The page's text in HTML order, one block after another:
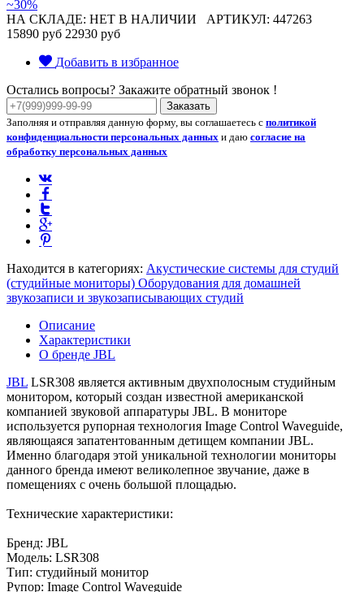
~30%
НА СКЛАДЕ: НЕТ В НАЛИЧИИ АРТИКУЛ: 447263
15890 руб 22930 руб
Добавить в избранное
Остались вопросы? Закажите обратный звонок !
Заказать
Заполняя и отправляя данную форму, вы соглашаетесь с политикой
конфиденциальности персональных данных и даю согласие на
обработку персональных данных
Находится в категориях: Акустические системы для студий
(студийные мониторы) Оборудования для домашней
звукозаписи и звукозаписывающих студий
Описание
Характеристики
О бренде JBL
JBL LSR308 является активным двухполосным студийным
монитором, который создан известной американской
компанией звуковой аппаратуры JBL. В мониторе
используется рупорная технология Image Control Waveguide,
являющаяся запатентованным детищем компании JBL.
Именно благодаря этой уникальной технологии мониторы
данного бренда имеют великолепное звучание, даже в
помещениях с очень большой площадью.
Технические характеристики:
Бренд: JBL
Модель: LSR308
Тип: студийный монитор
Рупор: Image Control Waveguide